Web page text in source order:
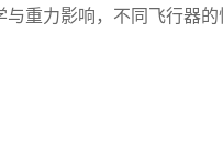
重力影响，不同飞行器